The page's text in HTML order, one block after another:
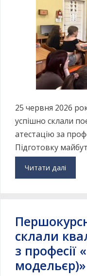
25 червня 2026
успішно склали
атестацію за
Підготовку
Читати далі
склали
з професії
модельєр)»